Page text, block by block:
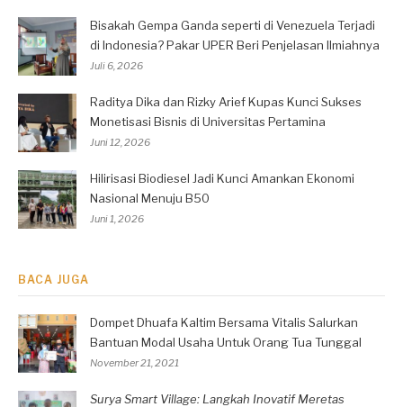
Bisakah Gempa Ganda seperti di Venezuela Terjadi
di Indonesia? Pakar UPER Beri Penjelasan Ilmiahnya
Juli 6, 2026
Raditya Dika dan Rizky Arief Kupas Kunci Sukses
Monetisasi Bisnis di Universitas Pertamina
Juni 12, 2026
Hilirisasi Biodiesel Jadi Kunci Amankan Ekonomi
Nasional Menuju B50
Juni 1, 2026
BACA JUGA
Dompet Dhuafa Kaltim Bersama Vitalis Salurkan
Bantuan Modal Usaha Untuk Orang Tua Tunggal
November 21, 2021
Surya Smart Village: Langkah Inovatif Meretas